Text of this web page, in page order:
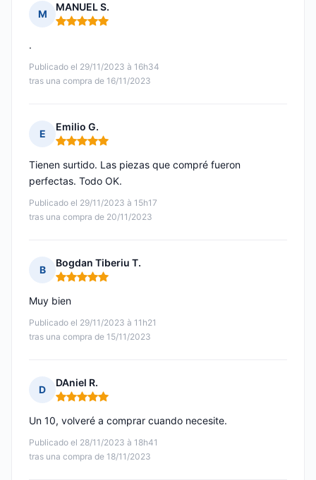
M
MANUEL S.
Nota: 5 de 5
Publicado el 29/11/2023 à 16h34
tras una compra de 16/11/2023
.
E
Emilio G.
Nota: 5 de 5
Publicado el 29/11/2023 à 15h17
tras una compra de 20/11/2023
Tienen surtido. Las piezas que compré fueron
perfectas. Todo OK.
B
Bogdan Tiberiu T.
Nota: 5 de 5
Publicado el 29/11/2023 à 11h21
tras una compra de 15/11/2023
Muy bien
D
DAniel R.
Nota: 5 de 5
Publicado el 28/11/2023 à 18h41
tras una compra de 18/11/2023
Un 10, volveré a comprar cuando necesite.